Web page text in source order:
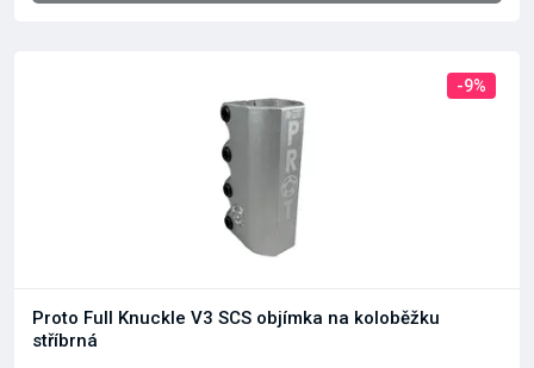
-9%
Proto Full Knuckle V3 SCS objímka na koloběžku
stříbrná